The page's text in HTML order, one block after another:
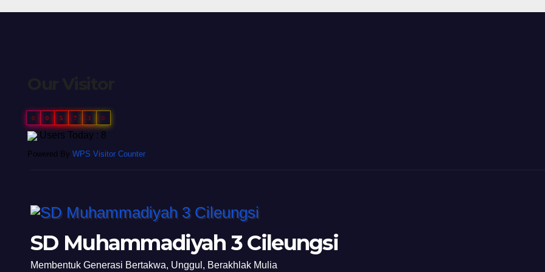
0 0 5 7 3 0
Users Today : 8
Powered By WPS Visitor Counter
SD Muhammadiyah 3 Cileungsi
Membentuk Generasi Bertakwa, Unggul, Berakhlak Mulia